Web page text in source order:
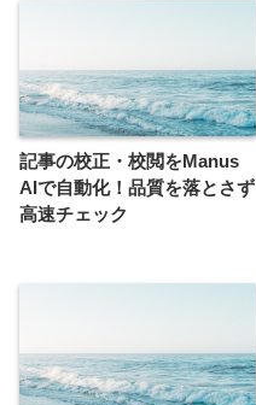
記事の校正・校閲をManus
AIで自動化！品質を落とさず
高速チェック